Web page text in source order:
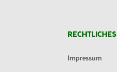
RECHTLICHES
Impressum